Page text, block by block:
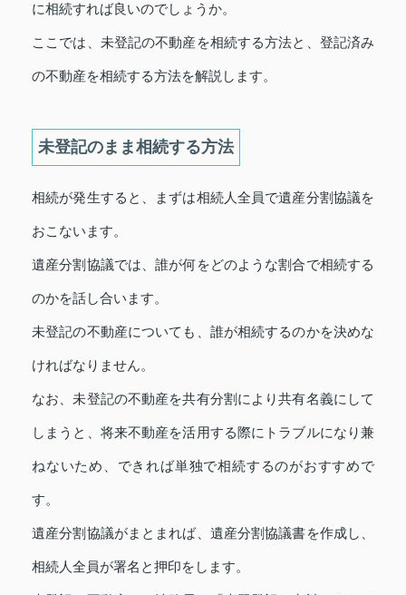
に相続すれば良いのでしょうか。
ここでは、未登記の不動産を相続する方法と、登記済み
の不動産を相続する方法を解説します。
未登記のまま相続する方法
相続が発生すると、まずは相続人全員で遺産分割協議を
おこないます。
遺産分割協議では、誰が何をどのような割合で相続する
のかを話し合います。
未登記の不動産についても、誰が相続するのかを決めな
ければなりません。
なお、未登記の不動産を共有分割により共有名義にして
しまうと、将来不動産を活用する際にトラブルになり兼
ねないため、できれば単独で相続するのがおすすめで
す。
遺産分割協議がまとまれば、遺産分割協議書を作成し、
相続人全員が署名と押印をします。